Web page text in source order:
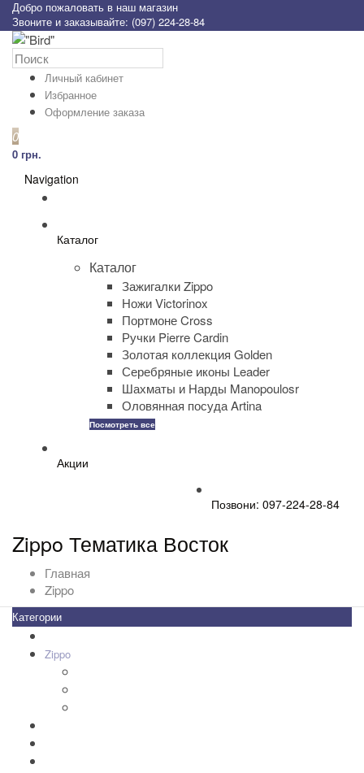
Добро пожаловать в наш магазин
Звоните и заказывайте: (097) 224-28-84
Личный кабинет
Избранное
Оформление заказа
0
0 грн.
Navigation
Каталог
Каталог
Зажигалки Zippo
Ножи Victorinox
Портмоне Cross
Ручки Pierre Cardin
Золотая коллекция Golden
Серебряные иконы Leader
Шахматы и Нарды Manopoulosr
Оловянная посуда Artina
Посмотреть все
Акции
Позвони: 097-224-28-84
Zippo Тематика Восток
Главная
Zippo
Категории
Zippo